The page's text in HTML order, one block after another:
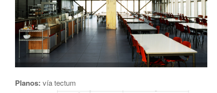
Planos: vía tectum